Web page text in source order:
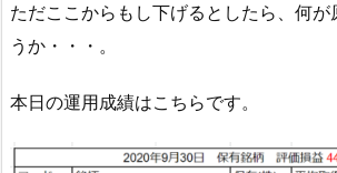
ただここからもし下げるとしたら、何が
うか・・・。
本日の運用成績はこちらです。